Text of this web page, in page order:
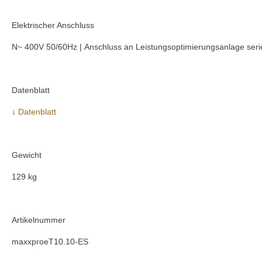
Elektrischer Anschluss
N~ 400V 50/60Hz | Anschluss an Leistungsoptimierungsanlage
Datenblatt
↓ Datenblatt
Gewicht
129 kg
Artikelnummer
maxxproeT10.10-ES